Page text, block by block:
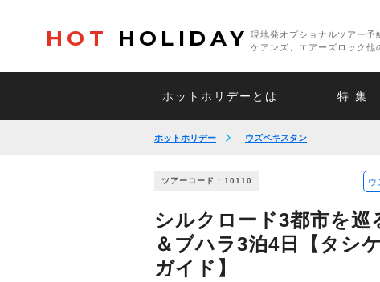
HOT HOLIDAY
現地発オプショナルツアー予
ケアンズ、エアーズロック他
ホットホリデーとは 特 集
ホットホリデー ウズベキスタン
ツアーコード : 10110 ウ
シルクロード3都市を
＆ブハラ3泊4日【タシ
ガイド】